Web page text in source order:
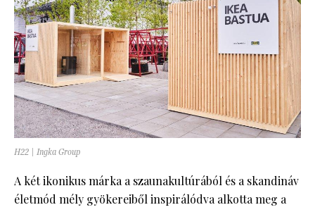
H22 | Ingka Group
A két ikonikus márka a szaunakultúrából és a skandináv
életmód mély gyökereiből inspirálódva alkotta meg a